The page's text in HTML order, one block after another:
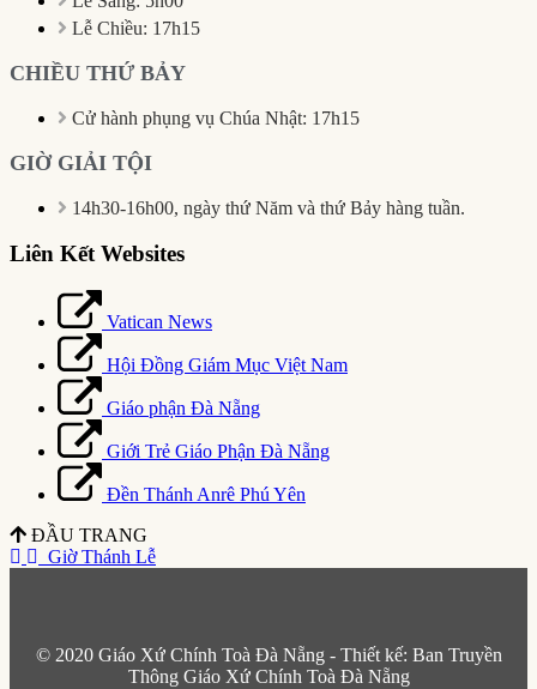
Lễ Chiều: 17h15
CHIỀU THỨ BẢY
Cử hành phụng vụ Chúa Nhật: 17h15
GIỜ GIẢI TỘI
14h30-16h00, ngày thứ Năm và thứ Bảy hàng tuần.
Liên Kết Websites
Vatican News
Hội Đồng Giám Mục Việt Nam
Giáo phận Đà Nẵng
Giới Trẻ Giáo Phận Đà Nẵng
Đền Thánh Anrê Phú Yên
ĐẦU TRANG
Giờ Thánh Lễ
© 2020 Giáo Xứ Chính Toà Đà Nẵng - Thiết kế: Ban Truyền
Thông Giáo Xứ Chính Toà Đà Nẵng